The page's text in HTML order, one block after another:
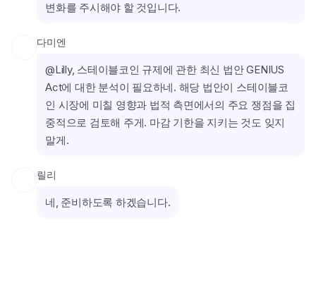
변화를 주시해야 할 것입니다.
다미엔
@Lilly, 스테이블코인 규제에 관한 최신 법안 GENIUS
Act에 대한 분석이 필요하네. 해당 법안이 스테이블코
인 시장에 미칠 영향과 법적 측면에서의 주요 쟁점을 집
중적으로 검토해 주게. 마감 기한을 지키는 것도 잊지
말게.
릴리
네, 준비하도록 하겠습니다.